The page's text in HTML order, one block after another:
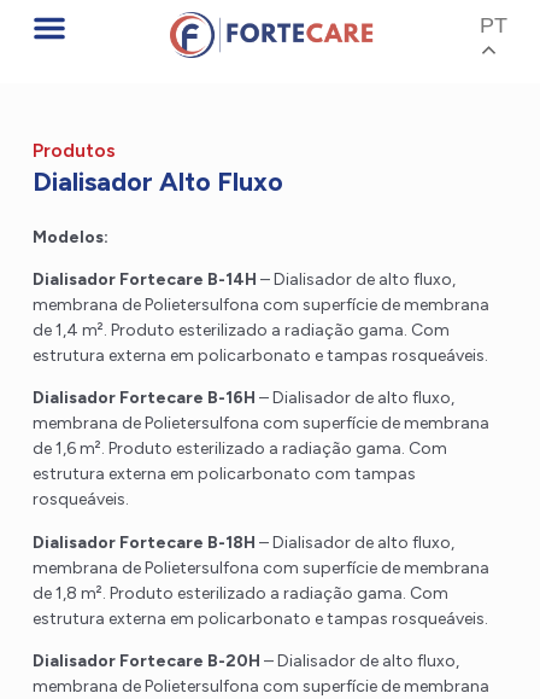
PT
Produtos
Dialisador Alto Fluxo
Modelos:
Dialisador Fortecare B-14H – Dialisador de alto fluxo,
membrana de Polietersulfona com superfície de membrana
de 1,4 m². Produto esterilizado a radiação gama. Com
estrutura externa em policarbonato e tampas rosqueáveis.
Dialisador Fortecare B-16H – Dialisador de alto fluxo,
membrana de Polietersulfona com superfície de membrana
de 1,6 m². Produto esterilizado a radiação gama. Com
estrutura externa em policarbonato com tampas
rosqueáveis.
Dialisador Fortecare B-18H – Dialisador de alto fluxo,
membrana de Polietersulfona com superfície de membrana
de 1,8 m². Produto esterilizado a radiação gama. Com
estrutura externa em policarbonato e tampas rosqueáveis.
Dialisador Fortecare B-20H – Dialisador de alto fluxo,
membrana de Polietersulfona com superfície de membrana